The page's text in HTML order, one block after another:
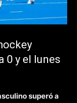
0 y el lunes
superó a